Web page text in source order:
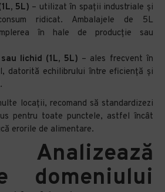
5L) – utilizat în spații industriale și
ridicat. Ambalajele de 5L
în hale de producție sau
lichid (1L, 5L) – ales frecvent în
datorită echilibrului între eficiență și
locații, recomand să standardizezi
pentru toate punctele, astfel încât
erorile de alimentare.
domeniului